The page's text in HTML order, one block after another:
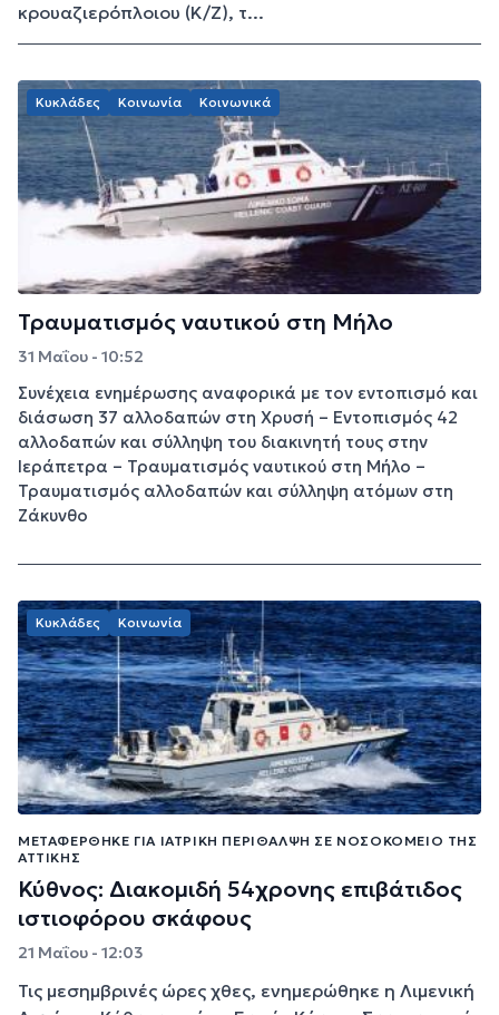
κρουαζιερόπλοιου (Κ/Ζ), τ...
Κυκλάδες Κοινωνία Κοινωνικά
Τραυματισμός ναυτικού στη Μήλο
31 Μαΐου - 10:52
Συνέχεια ενημέρωσης αναφορικά με τον εντοπισμό και
διάσωση 37 αλλοδαπών στη Χρυσή – Εντοπισμός 42
αλλοδαπών και σύλληψη του διακινητή τους στην
Ιεράπετρα – Τραυματισμός ναυτικού στη Μήλο –
Τραυματισμός αλλοδαπών και σύλληψη ατόμων στη
Ζάκυνθο
Κυκλάδες Κοινωνία
ΜΕΤΑΦΈΡΘΗΚΕ ΓΙΑ ΙΑΤΡΙΚΉ ΠΕΡΊΘΑΛΨΗ ΣΕ ΝΟΣΟΚΟΜΕΊΟ ΤΗΣ
ΑΤΤΙΚΉΣ
Κύθνος: Διακομιδή 54χρονης επιβάτιδος
ιστιοφόρου σκάφους
21 Μαΐου - 12:03
Τις μεσημβρινές ώρες χθες, ενημερώθηκε η Λιμενική